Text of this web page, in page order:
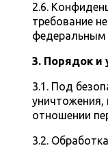
2.6.
требование
федеральным
3. Порядок и
3.1. Под
уничтожения,
отношении
3.2.